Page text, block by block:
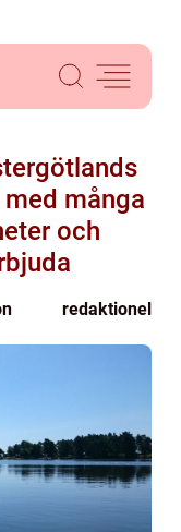
med många
och
redaktionel